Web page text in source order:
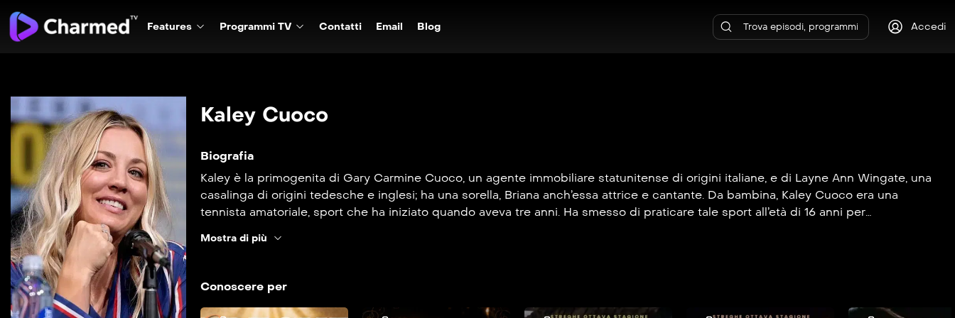
Features Programmi TV Contatti Email Blog Accedi
Kaley Cuoco
Biografia
Kaley è la primogenita di Gary Carmine Cuoco, un agente immobiliare statunitense di origini italiane, e di Layne Ann Wingate, una
casalinga di origini tedesche e inglesi; ha una sorella, Briana anch’essa attrice e cantante. Da bambina, Kaley Cuoco era una
tennista amatoriale, sport che ha iniziato quando aveva tre anni. Ha smesso di praticare tale sport all’età di 16 anni per
Mostra di più
Conoscere per